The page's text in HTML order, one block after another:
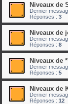
Niveaux de
Dernier
Réponses : 3
Niveaux de
Dernier
Réponses : 8
Niveaux de
Dernier
Réponses : 5
Niveaux de
Dernier
Réponses : 12